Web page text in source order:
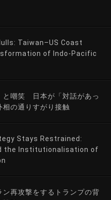
Taiwan–US Coast
of Indo-Pacific
と嘲笑 日本が「対話があっ
の通りすがり接触
Stays Restrained:
the Institutionalisation of
再攻撃をするトランプの背